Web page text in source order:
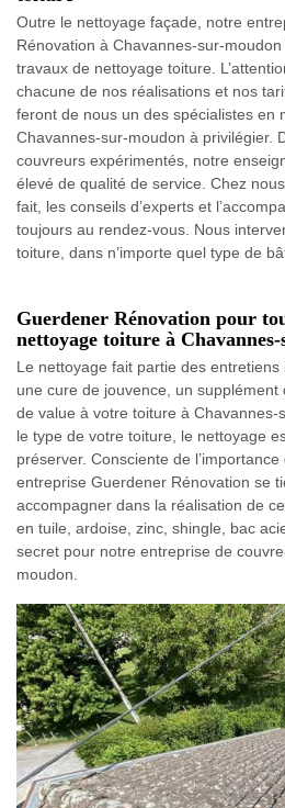
Outre le nettoyage façade, notre
Rénovation à Chavannes-sur-
travaux de nettoyage toiture.
chacune de nos réalisations et nos
feront de nous un des spécialistes en
Chavannes-sur-moudon à privilégier.
couvreurs expérimentés, notre
élevé de qualité de service. Chez
fait, les conseils d’experts et
toujours au rendez-vous. Nous
toiture, dans n’importe quel type de
Guerdener Rénovation pour
nettoyage toiture à
Le nettoyage fait partie des
une cure de jouvence, un
de value à votre toiture à
le type de votre toiture, le nettoyage
préserver. Consciente de
entreprise Guerdener Rénovation se
accompagner dans la réalisation de
en tuile, ardoise, zinc, shingle, bac
secret pour notre entreprise de
moudon.